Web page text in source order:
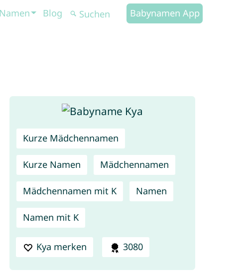
Blog Babynamen App
Kurze Mädchennamen
Kurze Namen Mädchennamen
Mädchennamen mit K Namen
Namen mit K
Kya merken 3080